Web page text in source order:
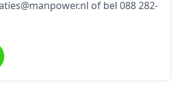
of bel 088 282-